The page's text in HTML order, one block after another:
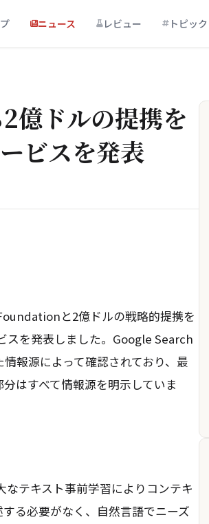
ニュース レビュー トピック
ドルの提携を
ビスを発表
と2億ドルの戦略的提携を
を発表しました。Google Search
報源によって確認されており、最
はすべて情報源を明示していま
テキスト事前学習によりコンテキ
る必要がなく、自然言語でニーズ